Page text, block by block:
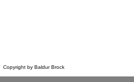
Copyright by Baldur Brock